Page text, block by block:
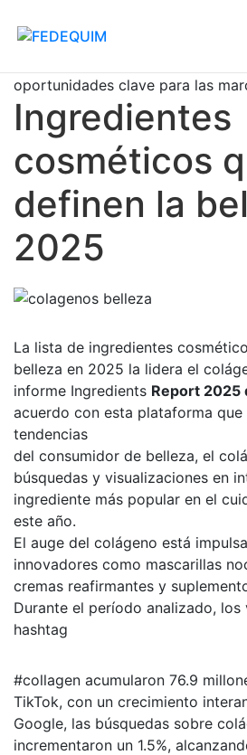
oportunidades clave para las
Ingredientes
cosméticos
definen la
2025
La lista de ingredientes
belleza en 2025 la lidera el
informe Ingredients Report 2025
acuerdo con esta plataforma que
tendencias
del consumidor de belleza, el
búsquedas y visualizaciones en
ingrediente más popular en el
este año.
El auge del colágeno está
innovadores como mascarillas
cremas reafirmantes y
Durante el período analizado, los
hashtag
#collagen acumularon 76.9
TikTok, con un crecimiento
Google, las búsquedas sobre
incrementaron un 1.5%,